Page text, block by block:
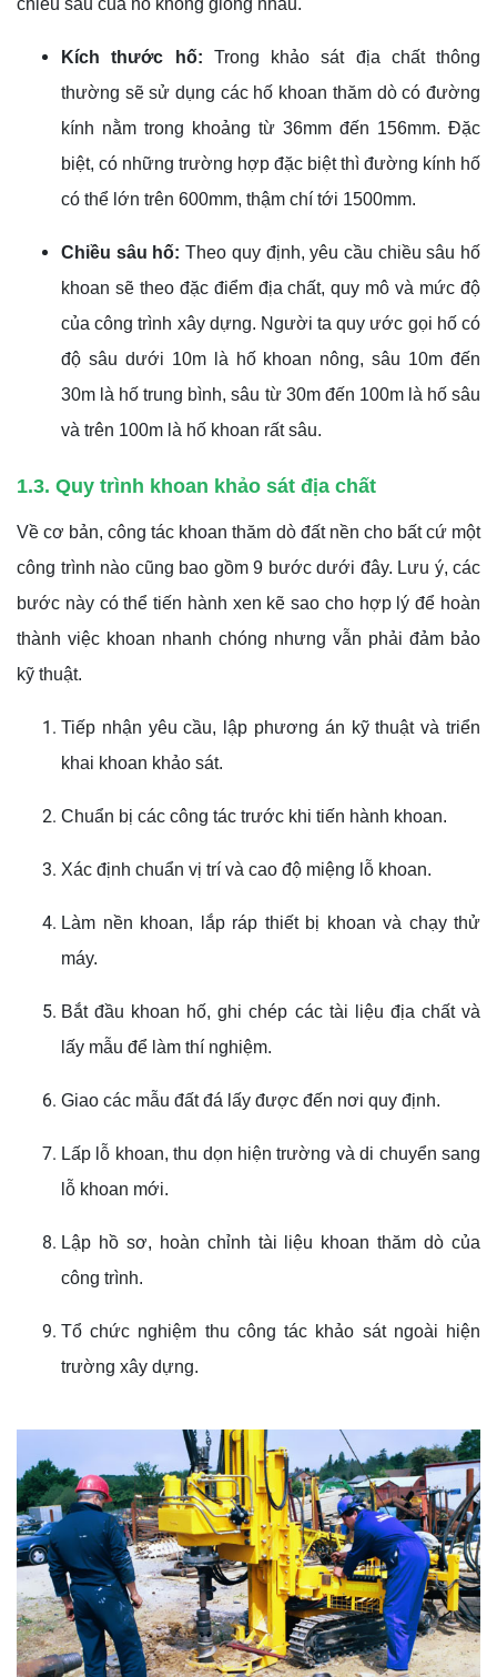
chiều sâu của hố không giống nhau.
Kích thước hố: Trong khảo sát địa chất thông
thường sẽ sử dụng các hố khoan thăm dò có đường
kính nằm trong khoảng từ 36mm đến 156mm. Đặc
biệt, có những trường hợp đặc biệt thì đường kính hố
có thể lớn trên 600mm, thậm chí tới 1500mm.
Chiều sâu hố: Theo quy định, yêu cầu chiều sâu hố
khoan sẽ theo đặc điểm địa chất, quy mô và mức độ
của công trình xây dựng. Người ta quy ước gọi hố có
độ sâu dưới 10m là hố khoan nông, sâu 10m đến
30m là hố trung bình, sâu từ 30m đến 100m là hố sâu
và trên 100m là hố khoan rất sâu.
1.3. Quy trình khoan khảo sát địa chất
Về cơ bản, công tác khoan thăm dò đất nền cho bất cứ một
công trình nào cũng bao gồm 9 bước dưới đây. Lưu ý, các
bước này có thể tiến hành xen kẽ sao cho hợp lý để hoàn
thành việc khoan nhanh chóng nhưng vẫn phải đảm bảo
kỹ thuật.
Tiếp nhận yêu cầu, lập phương án kỹ thuật và triển
khai khoan khảo sát.
Chuẩn bị các công tác trước khi tiến hành khoan.
Xác định chuẩn vị trí và cao độ miệng lỗ khoan.
Làm nền khoan, lắp ráp thiết bị khoan và chạy thử
máy.
Bắt đầu khoan hố, ghi chép các tài liệu địa chất và
lấy mẫu để làm thí nghiệm.
Giao các mẫu đất đá lấy được đến nơi quy định.
Lấp lỗ khoan, thu dọn hiện trường và di chuyển sang
lỗ khoan mới.
Lập hồ sơ, hoàn chỉnh tài liệu khoan thăm dò của
công trình.
Tổ chức nghiệm thu công tác khảo sát ngoài hiện
trường xây dựng.